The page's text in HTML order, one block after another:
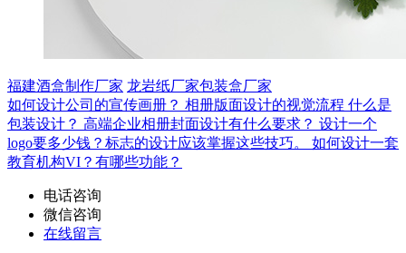
福建酒盒制作厂家 龙岩纸厂家包装盒厂家
如何设计公司的宣传画册？ 相册版面设计的视觉流程 什么是
包装设计？ 高端企业相册封面设计有什么要求？ 设计一个
logo要多少钱？标志的设计应该掌握这些技巧。 如何设计一套
教育机构VI？有哪些功能？
电话咨询
微信咨询
在线留言